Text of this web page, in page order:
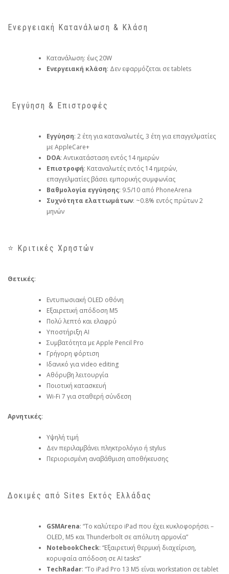
Ενεργειακή Κατανάλωση & Κλάση
Κατανάλωση: έως 20W
Ενεργειακή κλάση: Δεν εφαρμόζεται σε tablets
️ Εγγύηση & Επιστροφές
Εγγύηση: 2 έτη για καταναλωτές, 3 έτη για επαγγελματίες
με AppleCare+
DOA: Αντικατάσταση εντός 14 ημερών
Επιστροφή: Καταναλωτές εντός 14 ημερών,
επαγγελματίες βάσει εμπορικής συμφωνίας
Βαθμολογία εγγύησης: 9.5/10 από PhoneArena
Συχνότητα ελαττωμάτων: ~0.8% εντός πρώτων 2
μηνών
⭐ Κριτικές Χρηστών
Θετικές:
Εντυπωσιακή OLED οθόνη
Εξαιρετική απόδοση M5
Πολύ λεπτό και ελαφρύ
Υποστήριξη AI
Συμβατότητα με Apple Pencil Pro
Γρήγορη φόρτιση
Ιδανικό για video editing
Αθόρυβη λειτουργία
Ποιοτική κατασκευή
Wi-Fi 7 για σταθερή σύνδεση
Αρνητικές:
Υψηλή τιμή
Δεν περιλαμβάνει πληκτρολόγιο ή stylus
Περιορισμένη αναβάθμιση αποθήκευσης
Δοκιμές από Sites Εκτός Ελλάδας
GSMArena: “Το καλύτερο iPad που έχει κυκλοφορήσει –
OLED, M5 και Thunderbolt σε απόλυτη αρμονία”
NotebookCheck: “Εξαιρετική θερμική διαχείριση,
κορυφαία απόδοση σε AI tasks”
TechRadar: “Το iPad Pro 13 M5 είναι workstation σε tablet